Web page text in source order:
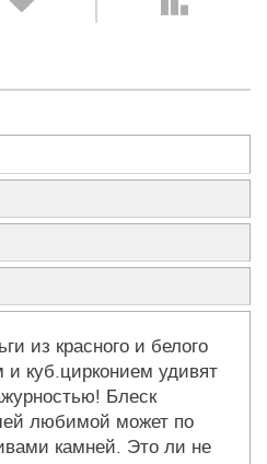
из красного и белого
и куб.цирконием удивят
Блеск
любимой может по
камней. Это ли не